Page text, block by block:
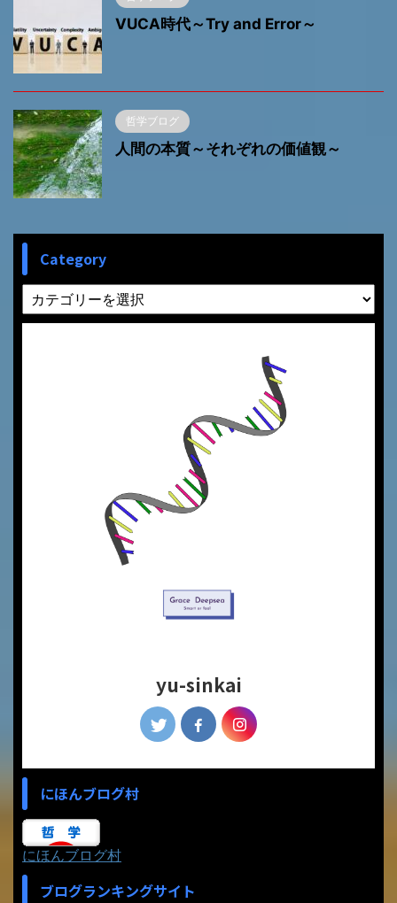
VUCA時代～Try and Error～
哲学ブログ
人間の本質～それぞれの価値観～
Category
yu-sinkai
にほんブログ村
にほんブログ村
ブログランキングサイト